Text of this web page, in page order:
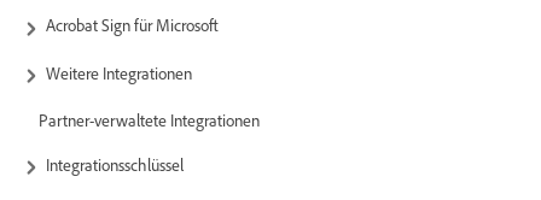
Acrobat Sign für Microsoft
Weitere Integrationen
Partner-verwaltete Integrationen
Integrationsschlüssel